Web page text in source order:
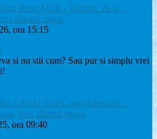
Preto M4X - Technic v6 s…
ultimul mesaj
ora 15:15
si nu stii cum? Sau pur si simplu vrei
Re: LEGO 31101 mod (alternati…
Vezi ultimul mesaj
ora 09:40